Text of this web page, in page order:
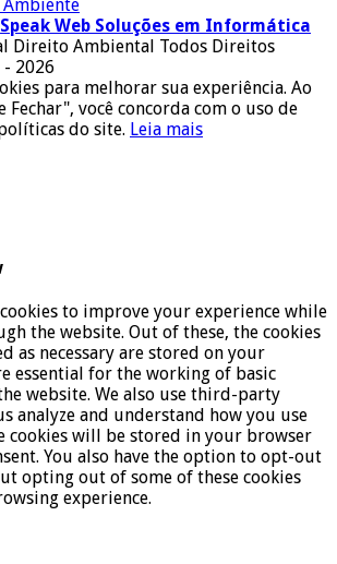
Speak Web Soluções em Informática
Direito Ambiental Todos Direitos
- 2026
para melhorar sua experiência. Ao
Fechar", você concorda com o uso de
do site. Leia mais
to improve your experience while
the website. Out of these, the cookies
as necessary are stored on your
essential for the working of basic
website. We also use third-party
analyze and understand how you use
cookies will be stored in your browser
You also have the option to opt-out
opting out of some of these cookies
experience.